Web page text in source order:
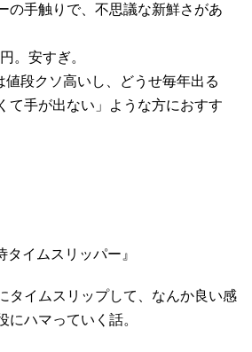
の手触りで、不思議な新鮮さがあ
。安すぎ。
値段クソ高いし、どうせ毎年出る
て手が出ない」ような方におすす
イムスリッパー』
タイムスリップして、なんか良い感
にハマっていく話。